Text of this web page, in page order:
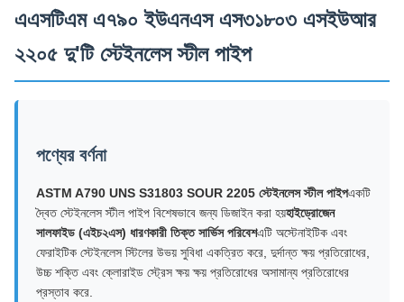
এএসটিএম এ৭৯০ ইউএনএস এস৩১৮০৩ এসইউআর
২২০৫ দু'টি স্টেইনলেস স্টীল পাইপ
পণ্যের বর্ণনা
ASTM A790 UNS S31803 SOUR 2205 স্টেইনলেস স্টীল পাইপএকটি
দ্বৈত স্টেইনলেস স্টীল পাইপ বিশেষভাবে জন্য ডিজাইন করা হয়হাইড্রোজেন
সালফাইড (এইচ২এস) ধারণকারী তিক্ত সার্ভিস পরিবেশএটি অস্টেনাইটিক এবং
ফেরাইটিক স্টেইনলেস স্টিলের উভয় সুবিধা একত্রিত করে, দুর্দান্ত ক্ষয় প্রতিরোধের,
উচ্চ শক্তি এবং ক্লোরাইড স্ট্রেস ক্ষয় ক্ষয় প্রতিরোধের অসামান্য প্রতিরোধের
প্রস্তাব করে.